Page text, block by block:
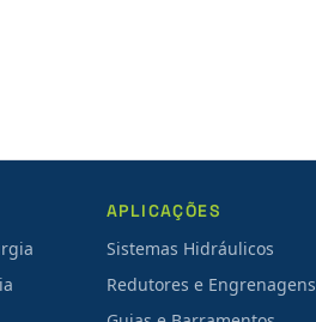
APLICAÇÕES
Sistemas Hidráulicos
Redutores e Engrenagens